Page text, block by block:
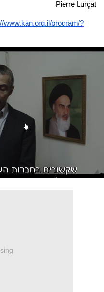
Pierre Lurçat
www.kan.org.il/program/?